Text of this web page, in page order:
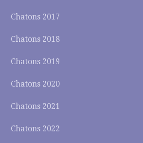
Chatons 2017
Chatons 2018
Chatons 2019
Chatons 2020
Chatons 2021
Chatons 2022